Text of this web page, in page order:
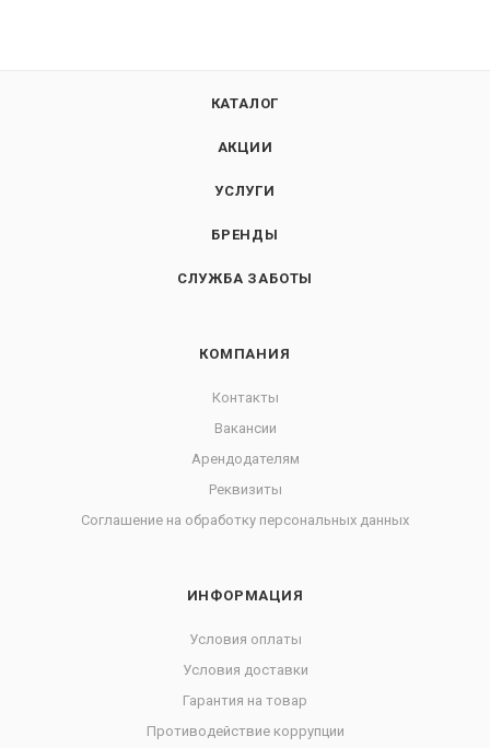
КАТАЛОГ
АКЦИИ
УСЛУГИ
БРЕНДЫ
СЛУЖБА ЗАБОТЫ
КОМПАНИЯ
Контакты
Вакансии
Арендодателям
Реквизиты
Соглашение на обработку персональных данных
ИНФОРМАЦИЯ
Условия оплаты
Условия доставки
Гарантия на товар
Противодействие коррупции